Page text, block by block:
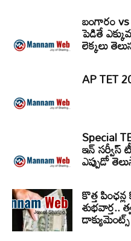
బంగారం vs
పెడితే
లెక్కలు
AP TET
Special
ఇన్ సర్వీస్
ఎప్పుడో
కొత్త
శుభవార్త..